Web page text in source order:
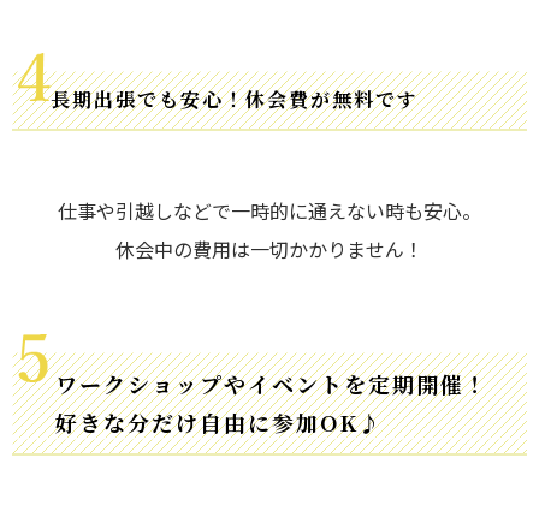
長期出張でも安心！休会費が無料です
仕事や引越しなどで一時的に通えない時も安心。
休会中の費用は一切かかりません！
ワークショップやイベントを定期開催！
好きな分だけ自由に参加OK♪